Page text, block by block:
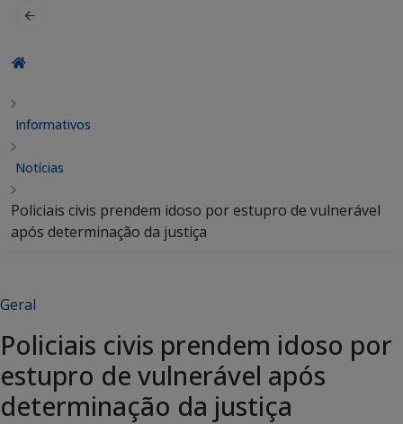
Informativos
Notícias
Policiais civis prendem idoso por estupro de vulnerável
após determinação da justiça
Geral
Policiais civis prendem idoso por
estupro de vulnerável após
determinação da justiça